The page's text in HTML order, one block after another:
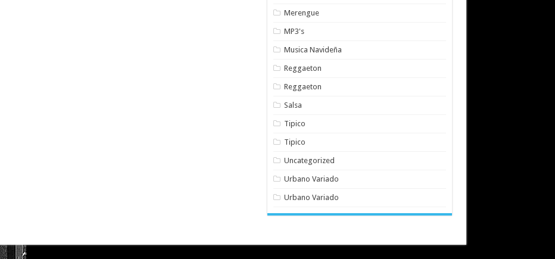
Merengue
MP3's
Musica Navideña
Reggaeton
Reggaeton
Salsa
Tipico
Tipico
Uncategorized
Urbano Variado
Urbano Variado